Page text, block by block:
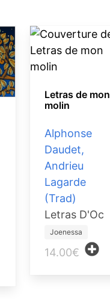
Letras de mon
molin
Alphonse
Daudet,
Andrieu
Lagarde
(Trad)
Letras D'Oc
Joenessa
14.00€